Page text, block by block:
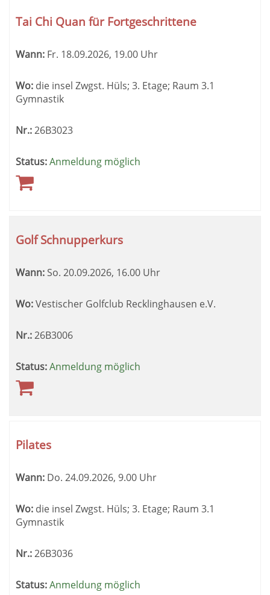
Tai Chi Quan für Fortgeschrittene
Wann: Fr. 18.09.2026, 19.00 Uhr
Wo: die insel Zwgst. Hüls; 3. Etage; Raum 3.1
Gymnastik
Nr.:26B3023
Status:Anmeldung möglich
Golf Schnupperkurs
Wann: So. 20.09.2026, 16.00 Uhr
Wo:Vestischer Golfclub Recklinghausen e.V.
Nr.:26B3006
Status:Anmeldung möglich
Pilates
Wann: Do. 24.09.2026, 9.00 Uhr
Wo: die insel Zwgst. Hüls; 3. Etage; Raum 3.1
Gymnastik
Nr.:26B3036
Status:Anmeldung möglich